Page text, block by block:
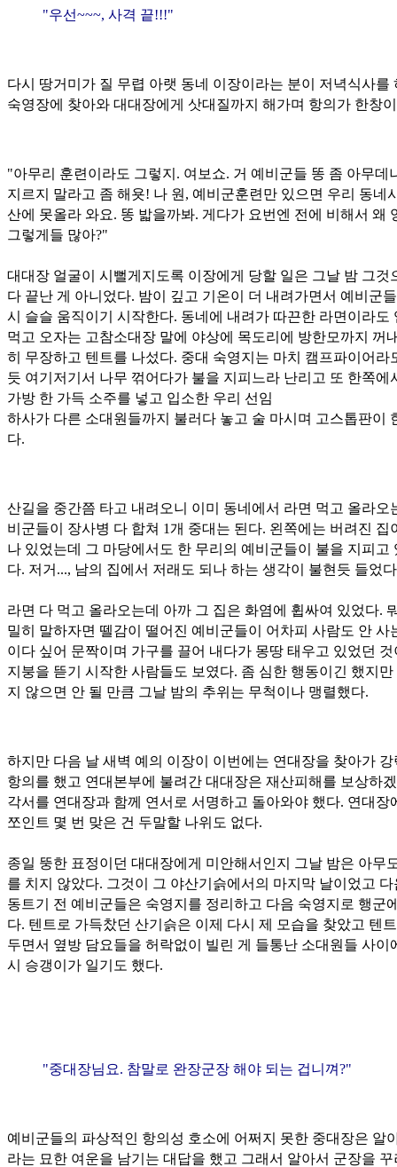
"우선~~~, 사격 끝!!!"
다시 땅거미가 질 무렵 아랫 동네 이장이라는 분이 저녁식사를
숙영장에 찾아와 대대장에게 삿대질까지 해가며 항의가 한창
"아무리 훈련이라도 그렇지. 여보쇼. 거 예비군들 똥 좀 아무데
지르지 말라고 좀 해욧! 나 원, 예비군훈련만 있으면 우리 동네
산에 못올라 와요. 똥 밟을까봐. 게다가 요번엔 전에 비해서 왜
그렇게들 많아?"
대대장 얼굴이 시뻘게지도록 이장에게 당할 일은 그날 밤 그것
다 끝난 게 아니었다. 밤이 깊고 기온이 더 내려가면서 예비군
시 슬슬 움직이기 시작한다. 동네에 내려가 따끈한 라면이라도
먹고 오자는 고참소대장 말에 야상에 목도리에 방한모까지 꺼
히 무장하고 텐트를 나섰다. 중대 숙영지는 마치 캠프파이어라
듯 여기저기서 나무 꺾어다가 불을 지피느라 난리고 또 한쪽에
가방 한 가득 소주를 넣고 입소한 우리 선임
하사가 다른 소대원들까지 불러다 놓고 술 마시며 고스톱판이
다.
산길을 중간쯤 타고 내려오니 이미 동네에서 라면 먹고 올라오
비군들이 장사병 다 합쳐 1개 중대는 된다. 왼쪽에는 버려진 집
나 있었는데 그 마당에서도 한 무리의 예비군들이 불을 지피고
다. 저거..., 남의 집에서 저래도 되나 하는 생각이 불현듯 들었
라면 다 먹고 올라오는데 아까 그 집은 화염에 휩싸여 있었다.
밀히 말하자면 뗄감이 떨어진 예비군들이 어차피 사람도 안 사
이다 싶어 문짝이며 가구를 끌어 내다가 몽땅 태우고 있었던 것
지붕을 뜯기 시작한 사람들도 보였다. 좀 심한 행동이긴 했지만
지 않으면 안 될 만큼 그날 밤의 추위는 무척이나 맹렬했다.
하지만 다음 날 새벽 예의 이장이 이번에는 연대장을 찾아가 강
항의를 했고 연대본부에 불려간 대대장은 재산피해를 보상하
각서를 연대장과 함께 연서로 서명하고 돌아와야 했다. 연대장
쪼인트 몇 번 맞은 건 두말할 나위도 없다.
종일 뚱한 표정이던 대대장에게 미안해서인지 그날 밤은 아무
를 치지 않았다. 그것이 그 야산기슭에서의 마지막 날이었고 다
동트기 전 예비군들은 숙영지를 정리하고 다음 숙영지로 행군
다. 텐트로 가득찼던 산기슭은 이제 다시 제 모습을 찾았고 텐
두면서 옆방 담요들을 허락없이 빌린 게 들통난 소대원들 사이
시 승갱이가 일기도 했다.
"중대장님요. 참말로 완장군장 해야 되는 겁니껴?"
예비군들의 파상적인 항의성 호소에 어쩌지 못한 중대장은 알
라는 묘한 여운을 남기는 대답을 했고 그래서 알아서 군장을 꾸